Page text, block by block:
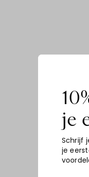
je
Schrijf
je